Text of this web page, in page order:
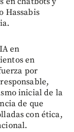
Hassabis
en
en
por
inicial de la
de que
con ética,